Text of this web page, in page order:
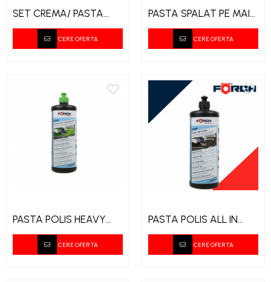
SET CREMA/ PASTA
SPALAT PE MAINI CU
DOZATOR FORCH 3l
CERE OFERTA
PASTA SPALAT PE MAINI
CITRUS/1L FORCH
CERE OFERTA
PASTA POLIS HEAVY
P334 FORCH
CERE OFERTA
PASTA POLIS ALL IN
ONE P388 FORCH
CERE OFERTA